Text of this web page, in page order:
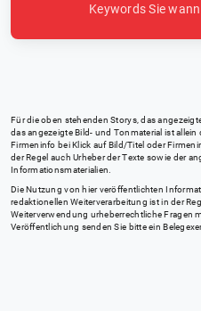
Keywords Sie
Für die oben stehenden Storys, das
das angezeigte Bild- und Tonmaterial ist
Firmeninfo bei Klick auf Bild/Titel oder
der Regel auch Urheber der Texte sowie der
Informationsmaterialien.
Die Nutzung von hier veröffentlichten
redaktionellen Weiterverarbeitung ist in der
Weiterverwendung urheberrechtliche Fragen
Veröffentlichung senden Sie bitte ein